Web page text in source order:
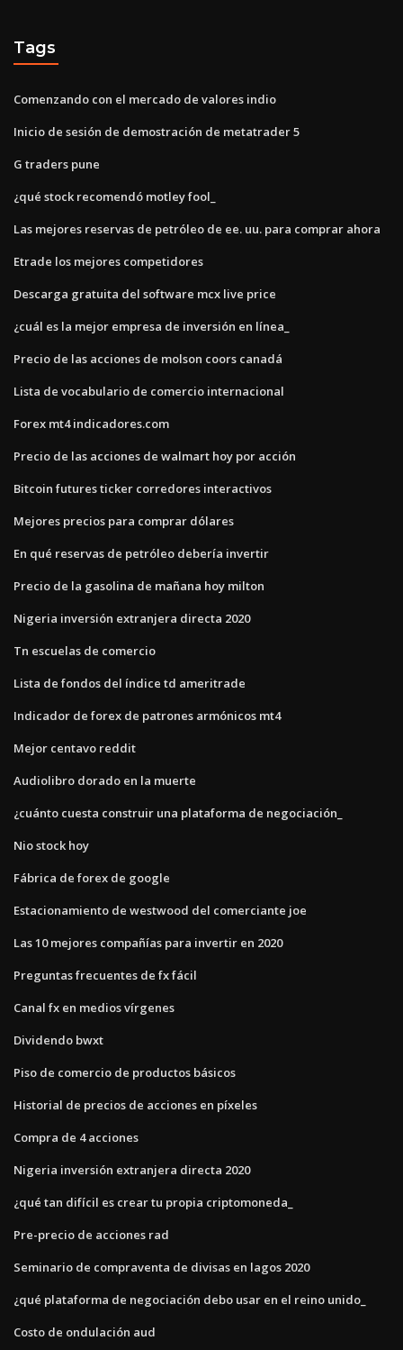
Tags
Comenzando con el mercado de valores indio
Inicio de sesión de demostración de metatrader 5
G traders pune
¿qué stock recomendó motley fool_
Las mejores reservas de petróleo de ee. uu. para comprar ahora
Etrade los mejores competidores
Descarga gratuita del software mcx live price
¿cuál es la mejor empresa de inversión en línea_
Precio de las acciones de molson coors canadá
Lista de vocabulario de comercio internacional
Forex mt4 indicadores.com
Precio de las acciones de walmart hoy por acción
Bitcoin futures ticker corredores interactivos
Mejores precios para comprar dólares
En qué reservas de petróleo debería invertir
Precio de la gasolina de mañana hoy milton
Nigeria inversión extranjera directa 2020
Tn escuelas de comercio
Lista de fondos del índice td ameritrade
Indicador de forex de patrones armónicos mt4
Mejor centavo reddit
Audiolibro dorado en la muerte
¿cuánto cuesta construir una plataforma de negociación_
Nio stock hoy
Fábrica de forex de google
Estacionamiento de westwood del comerciante joe
Las 10 mejores compañías para invertir en 2020
Preguntas frecuentes de fx fácil
Canal fx en medios vírgenes
Dividendo bwxt
Piso de comercio de productos básicos
Historial de precios de acciones en píxeles
Compra de 4 acciones
Nigeria inversión extranjera directa 2020
¿qué tan difícil es crear tu propia criptomoneda_
Pre-precio de acciones rad
Seminario de compraventa de divisas en lagos 2020
¿qué plataforma de negociación debo usar en el reino unido_
Costo de ondulación aud